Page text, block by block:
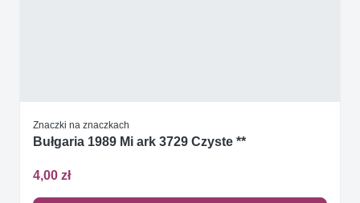
Znaczki na znaczkach
Bułgaria 1989 Mi ark 3729 Czyste **
4,00 zł